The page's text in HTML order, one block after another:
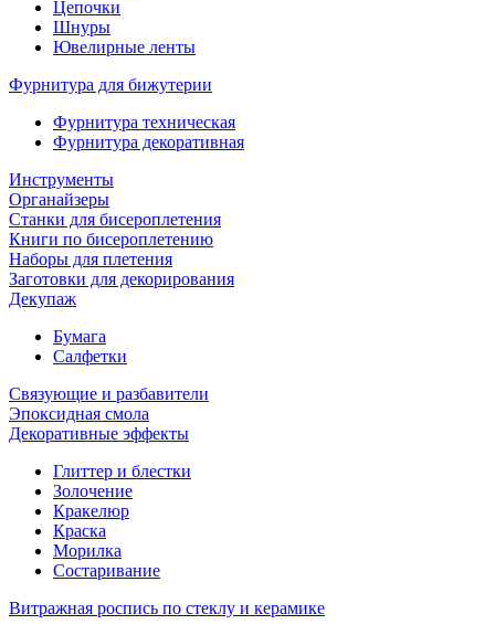
Цепочки
Шнуры
Ювелирные ленты
Фурнитура для бижутерии
Фурнитура техническая
Фурнитура декоративная
Инструменты
Органайзеры
Станки для бисероплетения
Книги по бисероплетению
Наборы для плетения
Заготовки для декорирования
Декупаж
Бумага
Салфетки
Связующие и разбавители
Эпоксидная смола
Декоративные эффекты
Глиттер и блестки
Золочение
Кракелюр
Краска
Морилка
Состаривание
Витражная роспись по стеклу и керамике